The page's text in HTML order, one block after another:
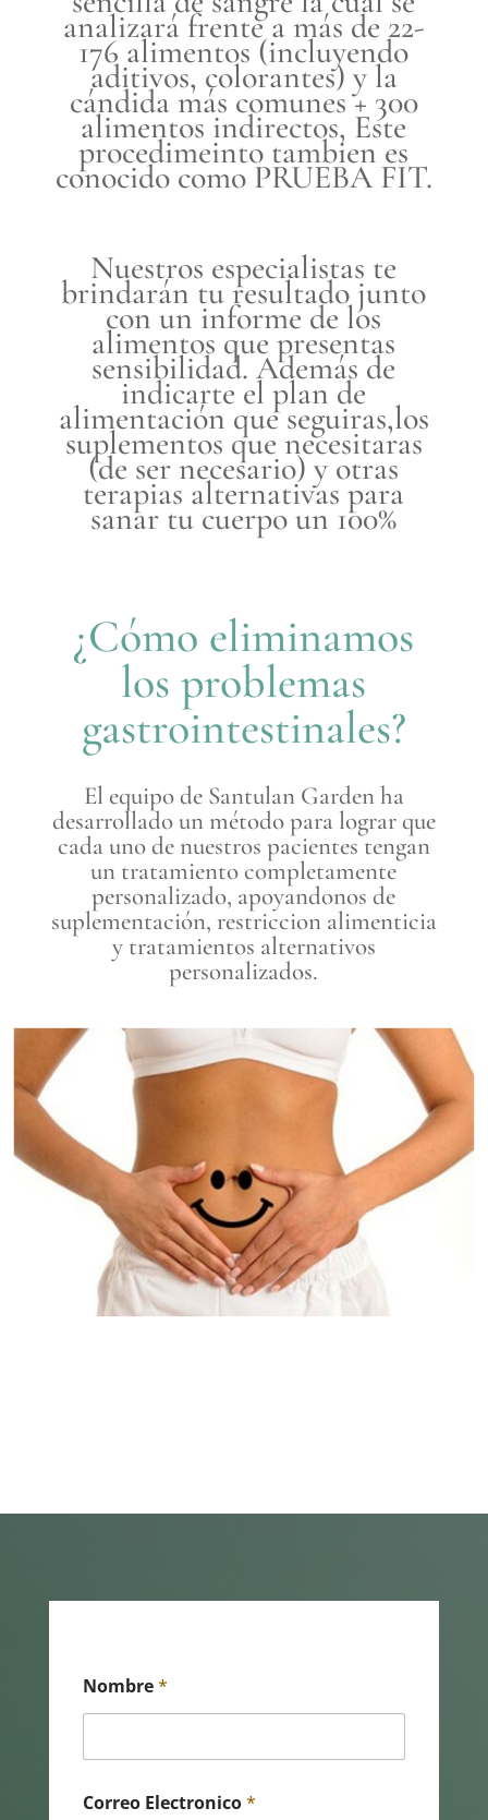
analizará frente a más de 22-
176 alimentos (incluyendo
aditivos, colorantes) y la
cándidamás comunes + 300
alimentos indirectos, Este
procedimeinto tambien es
conocido como PRUEBA FIT.
Nuestros especialistas te
brindarán tu resultado junto
con un informe de los
alimentos que presentas
sensibilidad. Además de
indicarte el plan de
alimentación que seguiras,los
suplementos que necesitaras
(de ser necesario) y otras
terapias alternativas para
sanar tu cuerpo un 100%
¿Cómo eliminamos
los problemas
gastrointestinales?
El equipo de Santulan Garden ha
desarrollado un método para lograr que
cada uno de nuestros pacientes tengan
un tratamiento completamente
personalizado, apoyandonos de
suplementación, restriccion alimenticia
y tratamientos alternativos
personalizados.
Nombre*
Correo Electronico*